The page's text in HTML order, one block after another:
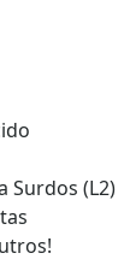
Surdos (L2)